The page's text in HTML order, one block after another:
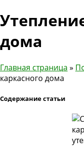
дома
Главная страница »
каркасного дома
Содержание статьи